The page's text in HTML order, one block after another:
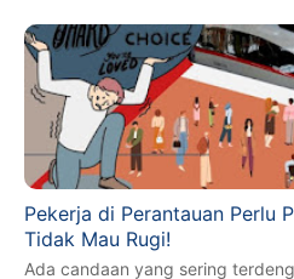
Pekerja di Perantauan Perlu
Tidak Mau Rugi!
Ada candaan yang sering